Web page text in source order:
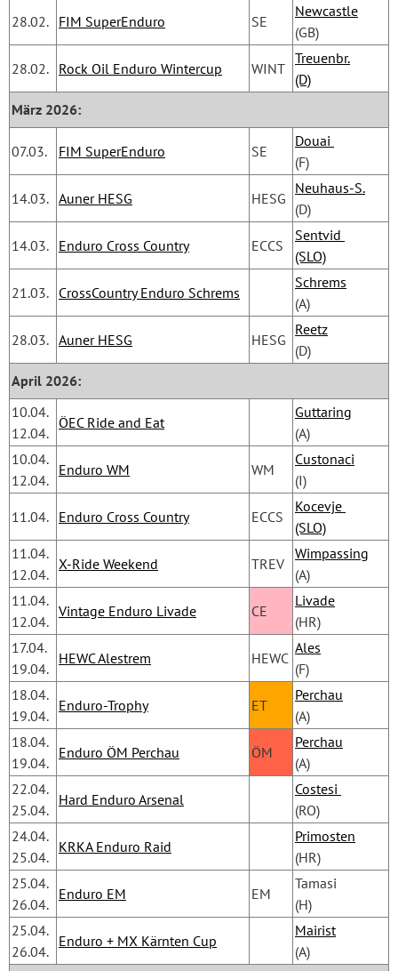
28.02. FIM SuperEnduro SE
Newcastle
(GB)
28.02. Rock Oil Enduro Wintercup WINT
Treuenbr.
(D)
März 2026:
07.03. FIM SuperEnduro SE
Douai
(F)
14.03. Auner HESG HESG
Neuhaus-S.
(D)
14.03. Enduro Cross Country ECCS
Sentvid
(SLO)
21.03. CrossCountry Enduro Schrems
Schrems
(A)
28.03. Auner HESG HESG
Reetz
(D)
April 2026:
10.04.
12.04.
ÖEC Ride and Eat
Guttaring
(A)
10.04.
12.04.
Enduro WM WM
Custonaci
(I)
11.04. Enduro Cross Country ECCS
Kocevje
(SLO)
11.04.
12.04.
X-Ride Weekend TREV
Wimpassing
(A)
11.04.
12.04.
Vintage Enduro Livade CE
Livade
(HR)
17.04.
19.04.
HEWC Alestrem HEWC
Ales
(F)
18.04.
19.04.
Enduro-Trophy ET
Perchau
(A)
18.04.
19.04.
Enduro ÖM Perchau ÖM
Perchau
(A)
22.04.
25.04.
Hard Enduro Arsenal
Costesi
(RO)
24.04.
25.04.
KRKA Enduro Raid
Primosten
(HR)
25.04.
26.04.
Enduro EM EM
Tamasi
(H)
25.04.
26.04.
Enduro + MX Kärnten Cup
Mairist
(A)